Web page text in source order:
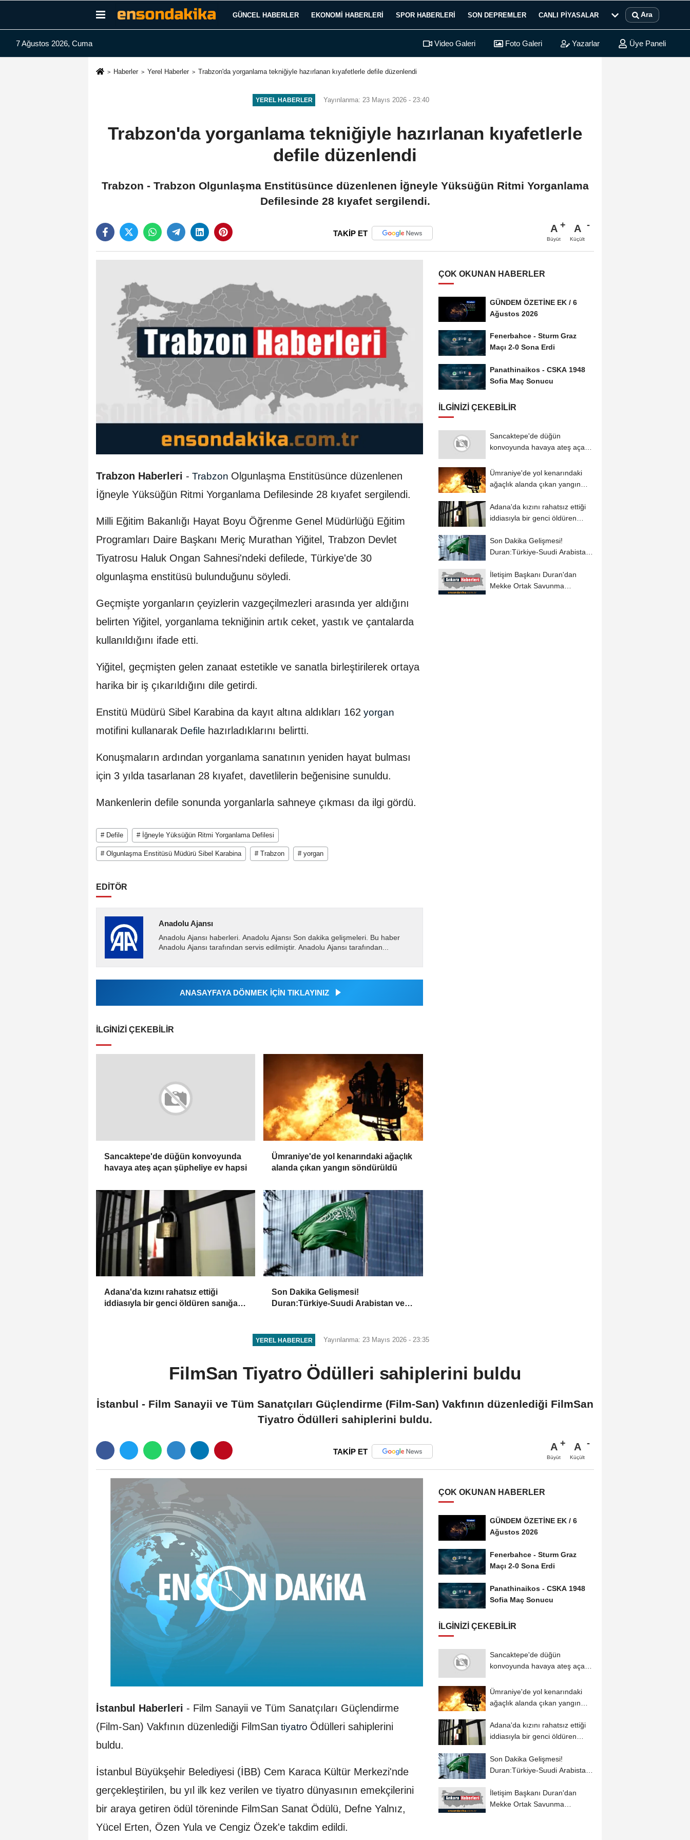
GÜNCEL HABERLER EKONOMI HABERLERI SPOR HABERLERI SON DEPREMLER CANLI PIYASALAR Ara
7 Ağustos 2026, Cuma Video Galeri Foto Galeri Yazarlar Üye Paneli
Haberler Yerel Haberler Trabzon'da yorganlama tekniğiyle hazırlanan kıyafetlerle defile düzenlendi
YEREL HABERLER Yayınlanma: 23 Mayıs 2026 - 23:40
Trabzon'da yorganlama tekniğiyle hazırlanan kıyafetlerle
defile düzenlendi
Trabzon - Trabzon Olgunlaşma Enstitüsünce düzenlenen İğneyle Yüksüğün Ritmi Yorganlama
Defilesinde 28 kıyafet sergilendi.
TAKİP ET A
Büyüt
A
Küçült
Trabzon Haberleri - Trabzon Olgunlaşma Enstitüsünce düzenlenen
İğneyle Yüksüğün Ritmi Yorganlama Defilesinde 28 kıyafet sergilendi.
Milli Eğitim Bakanlığı Hayat Boyu Öğrenme Genel Müdürlüğü Eğitim
Programları Daire Başkanı Meriç Murathan Yiğitel, Trabzon Devlet
Tiyatrosu Haluk Ongan Sahnesi'ndeki defilede, Türkiye'de 30
olgunlaşma enstitüsü bulunduğunu söyledi.
Geçmişte yorganların çeyizlerin vazgeçilmezleri arasında yer aldığını
belirten Yiğitel, yorganlama tekniğinin artık ceket, yastık ve çantalarda
kullanıldığını ifade etti.
Yiğitel, geçmişten gelen zanaat estetikle ve sanatla birleştirilerek ortaya
harika bir iş çıkarıldığını dile getirdi.
Enstitü Müdürü Sibel Karabina da kayıt altına aldıkları 162 yorgan
motifini kullanarak Defile hazırladıklarını belirtti.
Konuşmaların ardından yorganlama sanatının yeniden hayat bulması
için 3 yılda tasarlanan 28 kıyafet, davetlilerin beğenisine sunuldu.
Mankenlerin defile sonunda yorganlarla sahneye çıkması da ilgi gördü.
# Defile # İğneyle Yüksüğün Ritmi Yorganlama Defilesi
# Olgunlaşma Enstitüsü Müdürü Sibel Karabina # Trabzon # yorgan
EDİTÖR
Anadolu Ajansı
Anadolu Ajansı haberleri. Anadolu Ajansı Son dakika gelişmeleri. Bu haber
Anadolu Ajansı tarafından servis edilmiştir. Anadolu Ajansı tarafından...
ANASAYFAYA DÖNMEK İÇİN TIKLAYINIZ
İLGINIZI ÇEKEBILIR
Sancaktepe'de düğün konvoyunda
havaya ateş açan şüpheliye ev hapsi
Ümraniye'de yol kenarındaki ağaçlık
alanda çıkan yangın söndürüldü
Adana'da kızını rahatsız ettiği
iddiasıyla bir genci öldüren sanığa
Son Dakika Gelişmesi!
Duran:Türkiye-Suudi Arabistan ve
çıkma ve geleceğin güvenlik
mimarisini inşa etme kararlılığının
ÇOK OKUNAN HABERLER
GÜNDEM ÖZETİNE EK / 6
Ağustos 2026
Fenerbahce - Sturm Graz
Maçı 2-0 Sona Erdi
Panathinaikos - CSKA 1948
Sofia Maç Sonucu
İLGINIZI ÇEKEBILIR
Sancaktepe'de düğün
konvoyunda havaya ateş açan
Ümraniye'de yol kenarındaki
ağaçlık alanda çıkan yangın
Adana'da kızını rahatsız ettiği
iddiasıyla bir genci öldüren
Son Dakika Gelişmesi!
Duran:Türkiye-Suudi Arabistan
İletişim Başkanı Duran'dan
Mekke Ortak Savunma
YEREL HABERLER Yayınlanma: 23 Mayıs 2026 - 23:35
FilmSan Tiyatro Ödülleri sahiplerini buldu
İstanbul - Film Sanayii ve Tüm Sanatçıları Güçlendirme (Film-San) Vakfının düzenlediği FilmSan
Tiyatro Ödülleri sahiplerini buldu.
TAKİP ET A
Büyüt
A
Küçült
İstanbul Haberleri - Film Sanayii ve Tüm Sanatçıları Güçlendirme
(Film-San) Vakfının düzenlediği FilmSan tiyatro Ödülleri sahiplerini
buldu.
İstanbul Büyükşehir Belediyesi (İBB) Cem Karaca Kültür Merkezi'nde
gerçekleştirilen, bu yıl ilk kez verilen ve tiyatro dünyasının emekçilerini
bir araya getiren ödül töreninde FilmSan Sanat Ödülü, Defne Yalnız,
Yücel Erten, Özen Yula ve Cengiz Özek'e takdim edildi.
ÇOK OKUNAN HABERLER
GÜNDEM ÖZETİNE EK / 6
Ağustos 2026
Fenerbahce - Sturm Graz
Maçı 2-0 Sona Erdi
Panathinaikos - CSKA 1948
Sofia Maç Sonucu
İLGINIZI ÇEKEBILIR
Sancaktepe'de düğün
konvoyunda havaya ateş açan
Ümraniye'de yol kenarındaki
ağaçlık alanda çıkan yangın
Adana'da kızını rahatsız ettiği
iddiasıyla bir genci öldüren
Son Dakika Gelişmesi!
Duran:Türkiye-Suudi Arabistan
İletişim Başkanı Duran'dan
Mekke Ortak Savunma